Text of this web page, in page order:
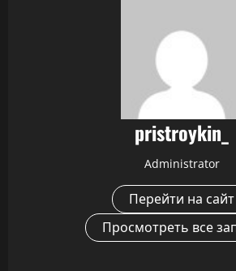
pristroykin_
Administrator
Перейти на сайт
Просмотреть все